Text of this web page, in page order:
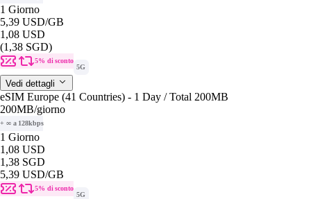
1 Giorno
5,39 USD/GB
1,08 USD
(1,38 SGD)
5% di sconto
5G
Vedi dettagli
eSIM Europe (41 Countries) - 1 Day / Total 200MB
200MB/giorno
+ ∞ a 128kbps
1 Giorno
1,08 USD
1,38 SGD
5,39 USD/GB
5% di sconto
5G